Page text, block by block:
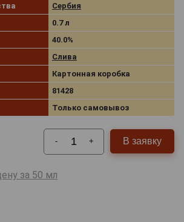
Сербия
0.7 л
40.0%
Слива
Картонная коробка
81428
Только самовывоз
- + В заявку
за 50 мл